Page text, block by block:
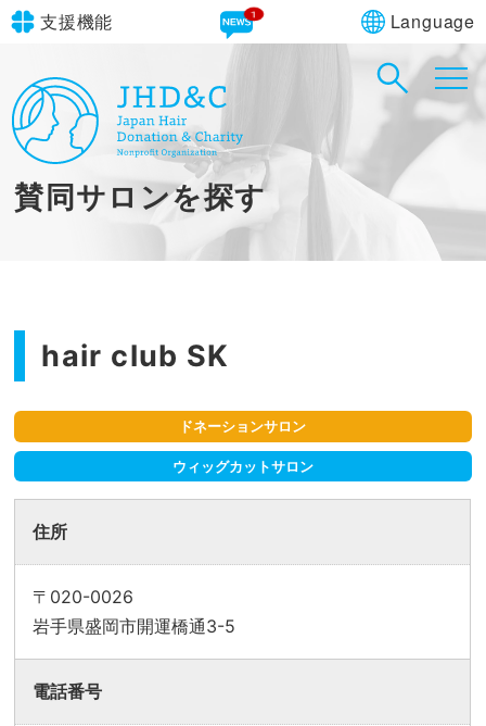
支援機能
文字サイズ 標準
青 黒
やさしいにほんご
1 Language
in simple English
賛同サロンを探す
hair club SK
ドネーションサロン
ウィッグカットサロン
住所
〒020-0026
岩手県盛岡市開運橋通3-5
電話番号